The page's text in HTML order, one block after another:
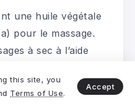
une huile végétale
pour le massage.
à sec à l’aide
this site, you
Terms of Use.
Accept